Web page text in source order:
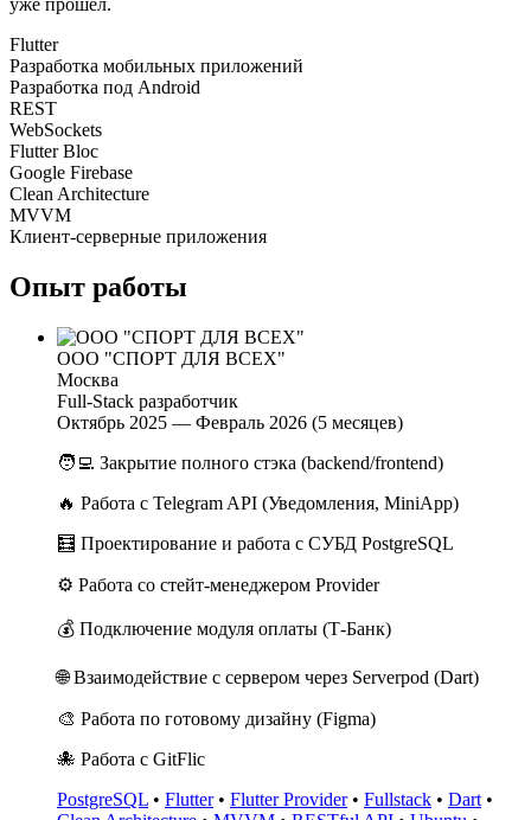
Flutter
Разработка мобильных приложений
Разработка под Android
REST
WebSockets
Flutter Bloc
Google Firebase
Clean Architecture
MVVM
Клиент-серверные приложения
Опыт работы
ООО "СПОРТ ДЛЯ ВСЕХ"
Москва
Full-Stack разработчик
Октябрь 2025 — Февраль 2026 (5 месяцев)
🧑‍💻 Закрытие полного стэка (backend/frontend)
🔥 Работа с Telegram API (Уведомления, MiniApp)
🧮 Проектирование и работа с СУБД PostgreSQL
⚙️ Работа со стейт-менеджером Provider
💰 Подключение модуля оплаты (Т-Банк)
🌐 Взаимодействие с сервером через Serverpod (Dart)
🎨 Работа по готовому дизайну (Figma)
🐙 Работа с GitFlic
PostgreSQL • Flutter• Flutter Provider• Fullstack • Dart •